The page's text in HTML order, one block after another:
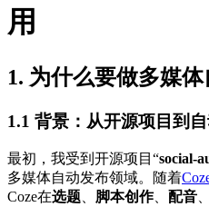
用
1. 为什么要做多媒
1.1 背景 ：从开源项目到
最初，我受到开源项目“social-
多媒体自动发布领域。随着
Coze在选题 脚本创作、 配音